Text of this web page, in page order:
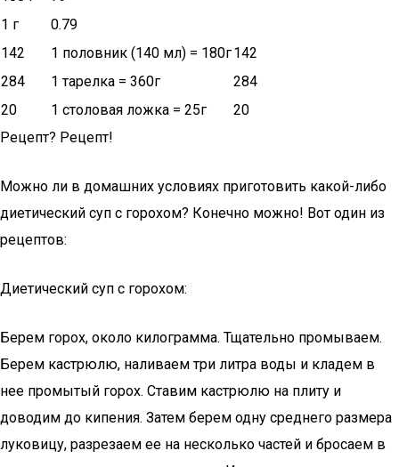
1 г
0.79
142
1 половник (140 мл) = 180г142
284
1 тарелка = 360г
284
20
1 столовая ложка = 25г
20
Рецепт? Рецепт!
Можно ли в домашних условиях приготовить какой-либо
диетический суп с горохом? Конечно можно! Вот один из
рецептов:
Диетический суп с горохом:
Берем горох, около килограмма. Тщательно промываем.
Берем кастрюлю, наливаем три литра воды и кладем в
нее промытый горох. Ставим кастрюлю на плиту и
доводим до кипения. Затем берем одну среднего размера
луковицу, разрезаем ее на несколько частей и бросаем в